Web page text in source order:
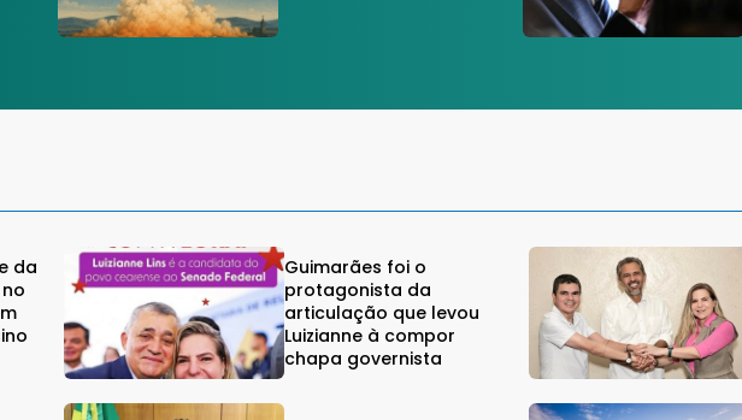
da
Guimarães foi o
protagonista da
articulação que levou
Luizianne à compor
chapa governista